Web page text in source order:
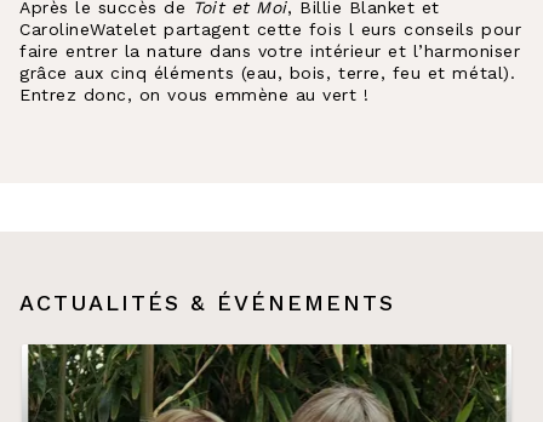
Après le succès de Toit et Moi, Billie Blanket et
CarolineWatelet partagent cette fois l eurs conseils pour
faire entrer la nature dans votre intérieur et l’harmoniser
grâce aux cinq éléments (eau, bois, terre, feu et métal).
Entrez donc, on vous emmène au vert !
ACTUALITÉS & ÉVÉNEMENTS